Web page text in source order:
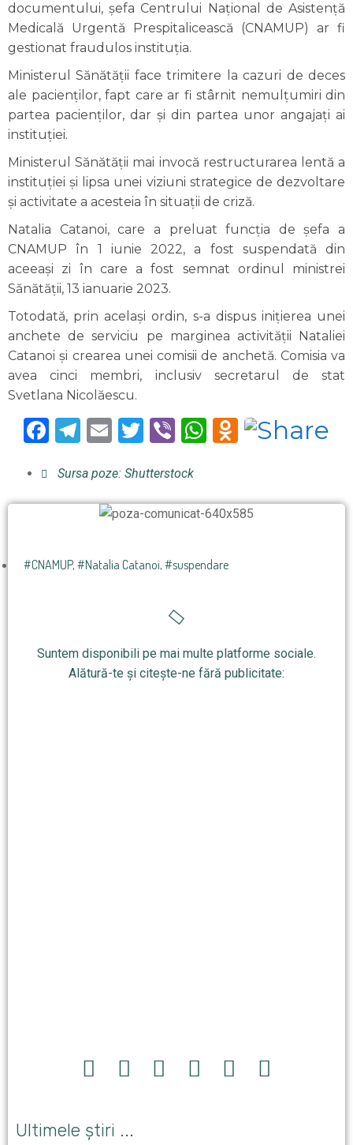
documentului, șefa Centrului Național de Asistență
Medicală Urgentă Prespitalicească (CNAMUP) ar fi
gestionat fraudulos instituția.
Ministerul Sănătății face trimitere la cazuri de deces
ale pacienților, fapt care ar fi stârnit nemulțumiri din
partea pacienților, dar și din partea unor angajați ai
instituției.
Ministerul Sănătății mai invocă restructurarea lentă a
instituției și lipsa unei viziuni strategice de dezvoltare
și activitate a acesteia în situații de criză.
Natalia Catanoi, care a preluat funcția de șefa a
CNAMUP în 1 iunie 2022, a fost suspendată din
aceeași zi în care a fost semnat ordinul ministrei
Sănătății, 13 ianuarie 2023.
Totodată, prin același ordin, s-a dispus inițierea unei
anchete de serviciu pe marginea activității Nataliei
Catanoi și crearea unei comisii de anchetă. Comisia va
avea cinci membri, inclusiv secretarul de stat
Svetlana Nicolăescu.
Facebook
Telegram
EmailTwitter
ViberWhatsApp
Sursa poze: Shutterstock
#CNAMUP, #Natalia Catanoi, #suspendare
Suntem disponibili pe mai multe platforme sociale.
Alătură-te și citește-ne fără publicitate:
Ultimele știri ...